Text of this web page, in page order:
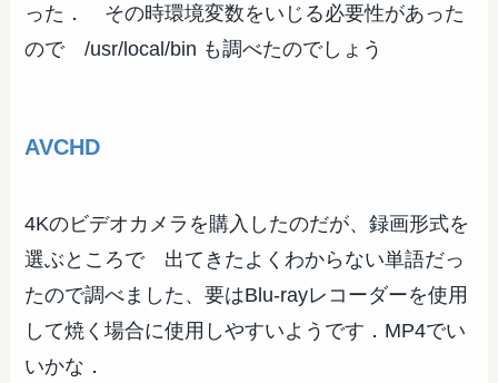
った． その時環境変数をいじる必要性があった
ので /usr/local/bin も調べたのでしょう
AVCHD
4Kのビデオカメラを購入したのだが、録画形式を
選ぶところで 出てきたよくわからない単語だっ
たので調べました、要はBlu-rayレコーダーを使用
して焼く場合に使用しやすいようです．MP4でい
いかな．